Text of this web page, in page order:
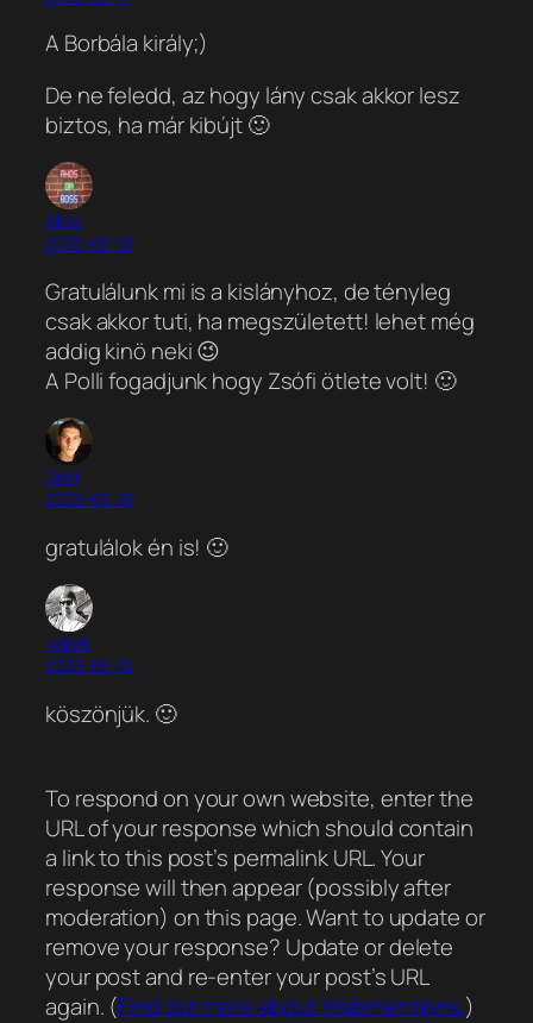
A Borbála király;)
De ne feledd, az hogy lány csak akkor lesz
biztos, ha már kibújt 🙂
Akos
2006-06-12
Gratulálunk mi is a kislányhoz, de tényleg
csak akkor tuti, ha megszületett! lehet még
addig kinö neki 😉
A Polli fogadjunk hogy Zsófi ötlete volt! 🙂
Dani
2006-06-12
gratulálok én is! 🙂
kobak
2006-06-12
köszönjük. 🙂
To respond on your own website, enter the
URL of your response which should contain
a link to this post’s permalink URL. Your
response will then appear (possibly after
moderation) on this page. Want to update or
remove your response? Update or delete
your post and re-enter your post’s URL
again. (Find out more about Webmentions.)